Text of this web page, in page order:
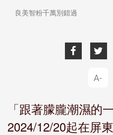
良美智粉千萬別錯過
「跟著朦朧潮濕的
2024/12/20起在屏